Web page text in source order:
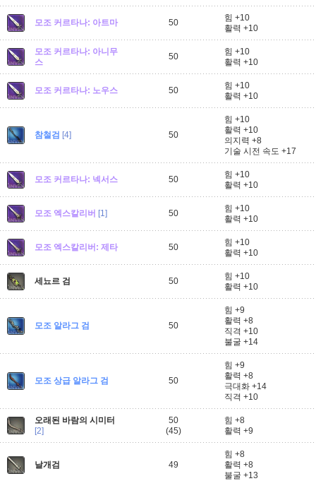
모조 커르타나: 아트마 50
힘 +10
활력 +10
모조 커르타나: 아니무
스
50
힘 +10
활력 +10
모조 커르타나: 노우스 50
힘 +10
활력 +10
참철검 [4] 50
힘 +10
활력 +10
의지력 +8
기술 시전 속도 +17
모조 커르타나: 넥서스 50
힘 +10
활력 +10
모조 엑스칼리버 [1] 50
힘 +10
활력 +10
모조 엑스칼리버: 제타 50
힘 +10
활력 +10
세뇨르 검 50
힘 +10
활력 +10
모조 알라그 검 50
힘 +9
활력 +8
직격 +10
불굴 +14
모조 상급 알라그 검 50
힘 +9
활력 +8
극대화 +14
직격 +10
오래된 바람의 시미터
[2]
50
(45)
힘 +8
활력 +9
날개검 49
힘 +8
활력 +8
불굴 +13